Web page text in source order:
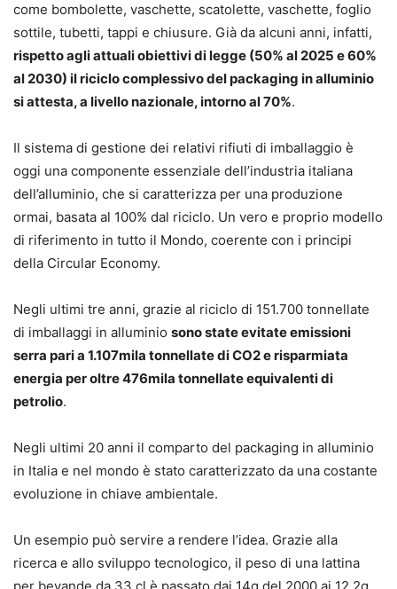
come bombolette, vaschette, scatolette, vaschette, foglio
sottile, tubetti, tappi e chiusure. Già da alcuni anni, infatti,
rispetto agli attuali obiettivi di legge (50% al 2025 e 60%
al 2030) il riciclo complessivo del packaging in alluminio
si attesta, a livello nazionale, intorno al 70%.
Il sistema di gestione dei relativi rifiuti di imballaggio è
oggi una componente essenziale dell’industria italiana
dell’alluminio, che si caratterizza per una produzione
ormai, basata al 100% dal riciclo. Un vero e proprio modello
di riferimento in tutto il Mondo, coerente con i principi
della Circular Economy.
Negli ultimi tre anni, grazie al riciclo di 151.700 tonnellate
di imballaggi in alluminio sono state evitate emissioni
serra pari a 1.107mila tonnellate di CO2 e risparmiata
energia per oltre 476mila tonnellate equivalenti di
petrolio.
Negli ultimi 20 anni il comparto del packaging in alluminio
in Italia e nel mondo è stato caratterizzato da una costante
evoluzione in chiave ambientale.
Un esempio può servire a rendere l’idea. Grazie alla
ricerca e allo sviluppo tecnologico, il peso di una lattina